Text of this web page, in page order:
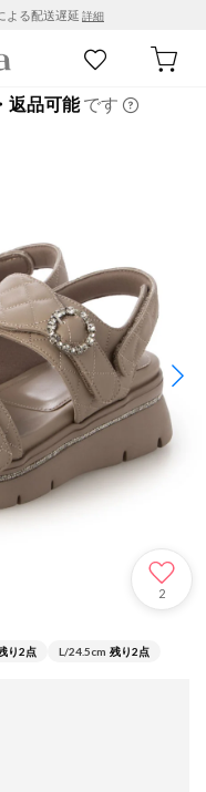
よる配送遅延 詳細
返品可能です
2
り2点 L/24.5cm 残り2点